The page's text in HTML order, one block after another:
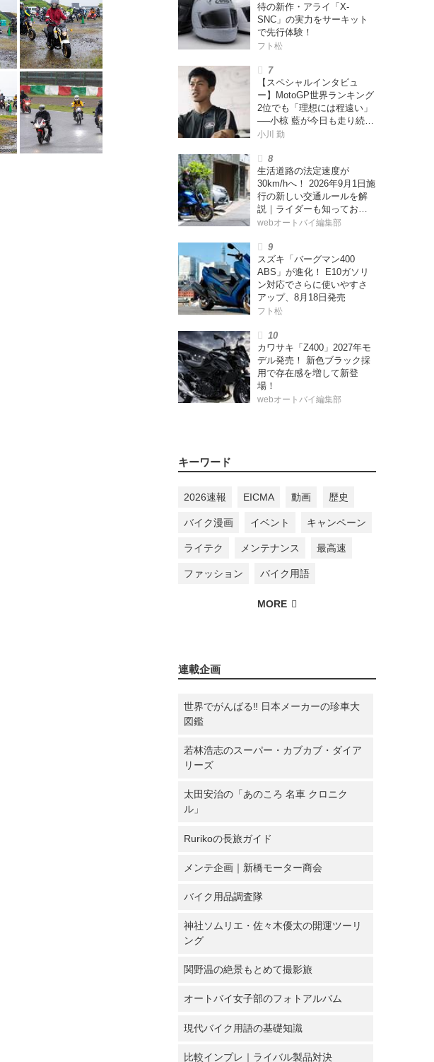
待の新作・アライ「X-
SNC」の実力をサーキット
で先行体験！
フト松
【スペシャルインタビュ
ー】MotoGP世界ランキング
2位でも「理想には程遠い」
──小椋 藍が今日も走り続け
る理由
小川 勤
生活道路の法定速度が
30km/hへ！ 2026年9月1日施
行の新しい交通ルールを解
説｜ライダーも知っておく
べきポイントをチェック！
webオートバイ編集部
スズキ「バーグマン400
ABS」が進化！ E10ガソリ
ン対応でさらに使いやすさ
アップ、8月18日発売
フト松
カワサキ「Z400」2027年モ
デル発売！ 新色ブラック採
用で存在感を増して新登
場！
webオートバイ編集部
キーワード
2026速報 EICMA 動画 歴史
バイク漫画 イベント キャンペーン
ライテク メンテナンス 最高速
ファッション バイク用語
連載企画
世界でがんばる‼ 日本メーカーの珍車大
図鑑
若林浩志のスーパー・カブカブ・ダイア
リーズ
太田安治の「あのころ 名車 クロニク
ル」
Rurikoの長旅ガイド
メンテ企画｜新橋モーター商会
バイク用品調査隊
神社ソムリエ・佐々木優太の開運ツーリ
ング
関野温の絶景もとめて撮影旅
オートバイ女子部のフォトアルバム
現代バイク用語の基礎知識
比較インプレ｜ライバル製品対決